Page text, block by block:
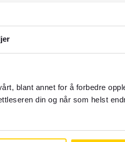
blant annet for å forbedre
din og når som helst